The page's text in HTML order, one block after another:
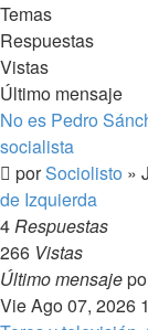
Temas
Respuestas
Vistas
Último mensaje
No es Pedro
socialista
porSociolisto »
de Izquierda
4Respuestas
266 Vistas
Último mensaje
Vie Ago 07, 2026